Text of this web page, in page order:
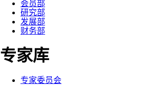
会员部
研究部
发展部
财务部
专家库
专家委员会